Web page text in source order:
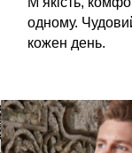
одному.
кожен день.